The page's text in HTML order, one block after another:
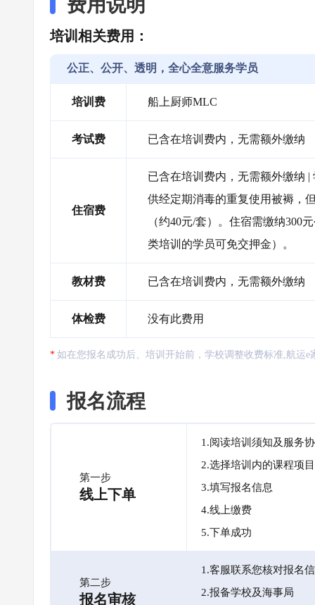
费用说明
培训相关费用：
公正、公开、透明，全心全意服务学员
培训费 船上厨师MLC
考试费 已含在培训费内，无需额外缴纳
住宿费
已含在培训费内，无需额外缴纳
供经定期消毒的重复使用被褥，
（约40元/套）。住宿需缴纳300
类培训的学员可免交押金）。
教材费 已含在培训费内，无需额外缴纳
体检费 没有此费用
如在您报名成功后、培训开始前，学校调整收费标准,航运
报名流程
第一步
线上下单
1.阅读培训须知及服务
2.选择培训内的课程项目
3.填写报名信息
4.线上缴费
5.下单成功
第二步
报名审核
1.客服联系您核对报名
2.报备学校及海事局